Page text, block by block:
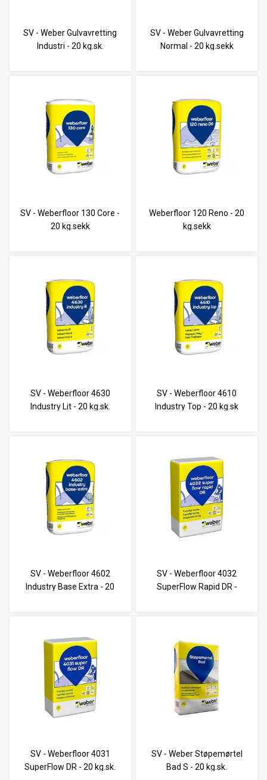
SV - Weber Gulvavretting
Industri - 20 kg.sk.
SV - Weber Gulvavretting
Normal - 20 kg.sekk
SV - Weberfloor 130 Core -
20 kg.sekk
Weberfloor 120 Reno - 20
kg.sekk
SV - Weberfloor 4630
Industry Lit - 20 kg.sk.
SV - Weberfloor 4610
Industry Top - 20 kg.sk
SV - Weberfloor 4602
Industry Base Extra - 20
SV - Weberfloor 4032
SuperFlow Rapid DR -
SV - Weberfloor 4031
SuperFlow DR - 20 kg.sk.
SV - Weber Støpemørtel
Bad S - 20 kg.sk.